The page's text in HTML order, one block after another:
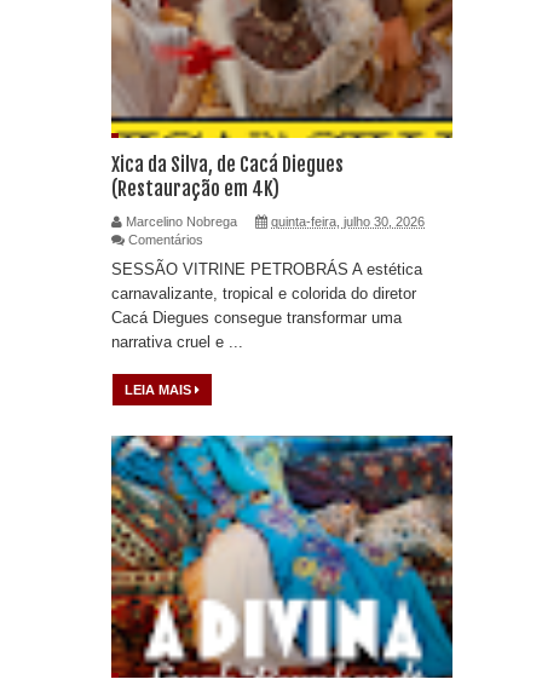
Xica da Silva, de Cacá Diegues
(Restauração em 4K)
Marcelino Nobrega
quinta-feira, julho 30, 2026
Comentários
SESSÃO VITRINE PETROBRÁS A estética
carnavalizante, tropical e colorida do diretor
Cacá Diegues consegue transformar uma
narrativa cruel e ...
LEIA MAIS